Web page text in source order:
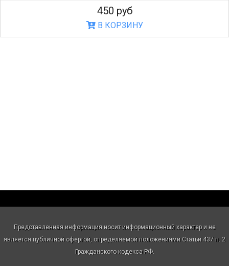
450 руб
В КОРЗИНУ
Представленная информация носит информационный характер и не
является публичной офертой, определяемой положениями Статьи 437 п. 2
Гражданского кодекса РФ.